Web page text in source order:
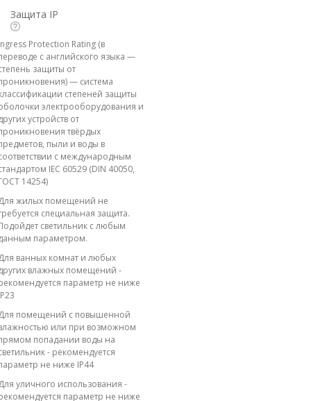
Защита IP
Protection Rating (в
с английского языка —
защиты от
— система
степеней защиты
электрооборудования и
устройств от
твёрдых
пыли и воды в
с международным
IEC 60529 (DIN 40050,
14254)
жилых помещений не
специальная защита.
светильник с любым
параметром.
ванных комнат и любых
влажных помещений -
параметр не ниже
помещений с повышенной
или при возможном
попадании воды на
- рекомендуется
не ниже IP44
уличного использования -
параметр не ниже